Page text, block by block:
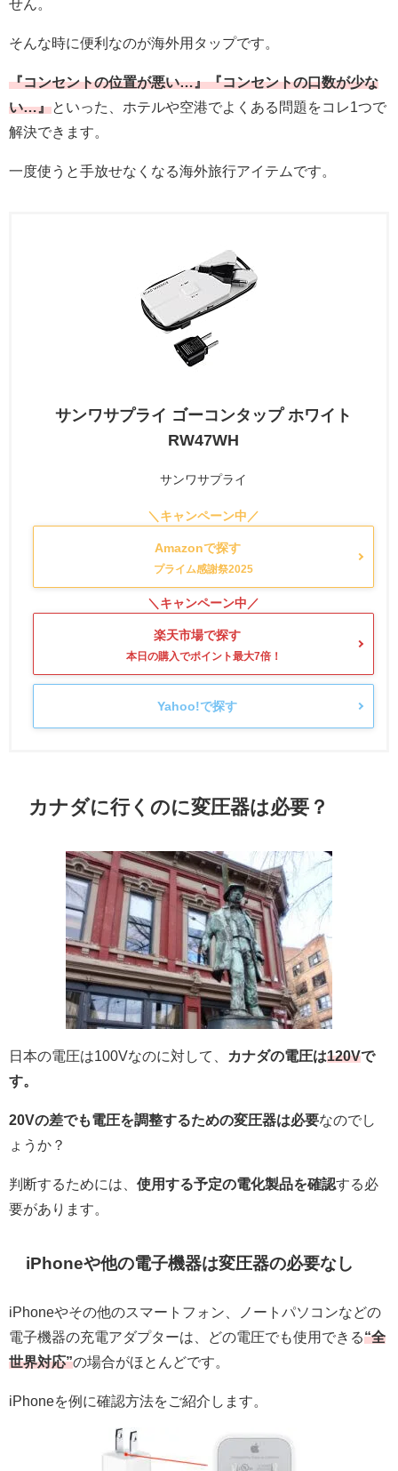
せん。
そんな時に便利なのが海外用タップです。
『コンセントの位置が悪い…』『コンセントの口数が少な
い…』といった、ホテルや空港でよくある問題をコレ1つで
解決できます。
一度使うと手放せなくなる海外旅行アイテムです。
サンワサプライ ゴーコンタップ ホワイト
RW47WH
サンワサプライ
Amazonで探す
楽天市場で探す
Yahoo!で探す
カナダに行くのに変圧器は必要？
日本の電圧は100Vなのに対して、 カナダの電圧は120Vで
す。
20Vの差でも電圧を調整するための変圧器は必要なのでし
ょうか？
判断するためには、 使用する予定の電化製品を確認する必
要があります。
iPhoneや他の電子機器は変圧器の必要なし
iPhoneやその他のスマートフォン、ノートパソコンなどの
電子機器の充電アダプターは、どの電圧でも使用できる“全
世界対応”の場合がほとんどです。
iPhoneを例に確認方法をご紹介します。